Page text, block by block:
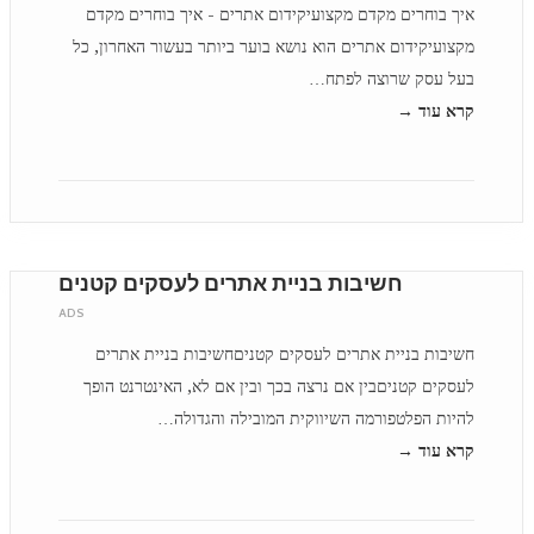
איך בוחרים מקדם מקצועיקידום אתרים - איך בוחרים מקדם
מקצועיקידום אתרים הוא נושא בוער ביותר בעשור האחרון, כל
בעל עסק שרוצה לפתח…
קרא עוד →
חשיבות בניית אתרים לעסקים קטנים
ADS
חשיבות בניית אתרים לעסקים קטניםחשיבות בניית אתרים
לעסקים קטניםבין אם נרצה בכך ובין אם לא, האינטרנט הופך
להיות הפלטפורמה השיווקית המובילה והגדולה…
קרא עוד →